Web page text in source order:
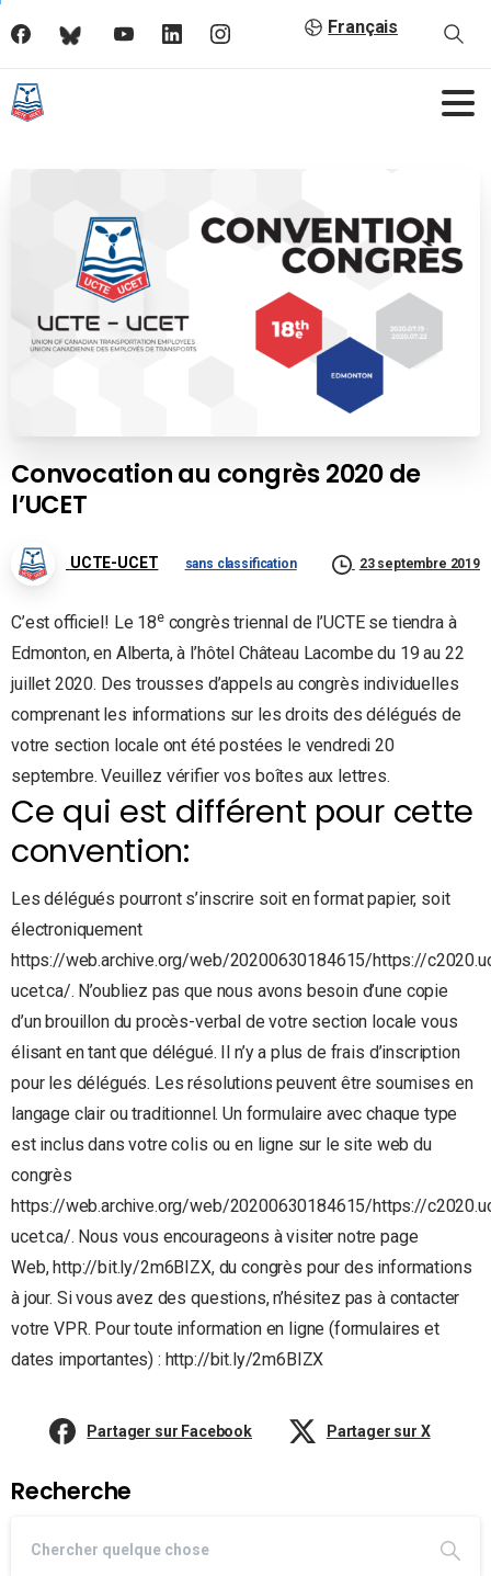
Français
Convocation au congrès 2020 de
l’UCET
UCTE-UCET sans classification 23 septembre 2019
C’est officiel! Le 18econgrès triennal de l’UCTE se tiendra à
Edmonton, en Alberta, à l’hôtel Château Lacombe du 19 au 22
juillet 2020. Des trousses d’appels au congrès individuelles
comprenant les informations sur les droits des délégués de
votre section locale ont été postées le vendredi 20
septembre. Veuillez vérifier vos boîtes aux lettres.
Ce qui est différent pour cette
convention:
Les délégués pourront s’inscrire soit en format papier, soit
électroniquement
https://web.archive.org/web/20200630184615/https://
ucet.ca/. N’oubliez pas que nous avons besoin d’une copie
d’un brouillon du procès-verbal de votre section locale vous
élisant en tant que délégué. Il n’y a plus de frais d’inscription
pour les délégués. Les résolutions peuvent être soumises en
langage clair ou traditionnel. Un formulaire avec chaque type
est inclus dans votre colis ou en ligne sur le site web du
congrès
https://web.archive.org/web/20200630184615/https://
ucet.ca/. Nous vous encourageons à visiter notre page
Web, http://bit.ly/2m6BIZX, du congrès pour des informations
à jour. Si vous avez des questions, n’hésitez pas à contacter
votre VPR. Pour toute information en ligne (formulaires et
dates importantes) : http://bit.ly/2m6BIZX
Partager sur Facebook Partager sur X
Recherche